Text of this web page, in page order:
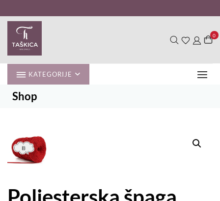
to
content
0
KATEGORIJE
Shop